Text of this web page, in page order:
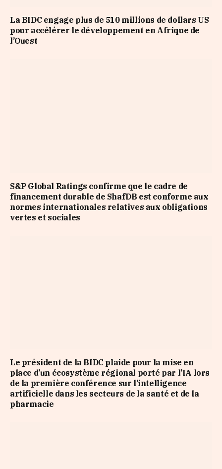
La BIDC engage plus de 510 millions de dollars US
pour accélérer le développement en Afrique de
l’Ouest
S&P Global Ratings confirme que le cadre de
financement durable de ShafDB est conforme aux
normes internationales relatives aux obligations
vertes et sociales
Le président de la BIDC plaide pour la mise en
place d’un écosystème régional porté par l’IA lors
de la première conférence sur l’intelligence
artificielle dans les secteurs de la santé et de la
pharmacie